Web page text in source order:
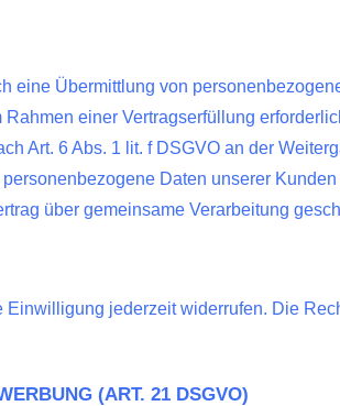
eine Übermittlung von
einer Vertragserfüllung
Art. 6 Abs. 1 lit. f DSGVO an der
Daten unserer Kunden
über gemeinsame Verarbeitung
jederzeit widerrufen. Die
(ART. 21 DSGVO)